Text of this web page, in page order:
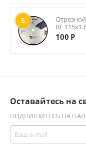
5
BF
100 Р
Оставайтесь на
ПОДПИШИТЕСЬ НА